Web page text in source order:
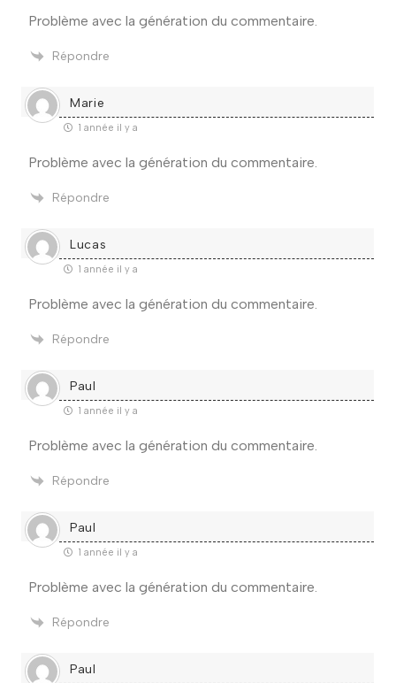
Problème avec la génération du commentaire.
Répondre
Marie
1 année il y a
Problème avec la génération du commentaire.
Répondre
Lucas
1 année il y a
Problème avec la génération du commentaire.
Répondre
Paul
1 année il y a
Problème avec la génération du commentaire.
Répondre
Paul
1 année il y a
Problème avec la génération du commentaire.
Répondre
Paul